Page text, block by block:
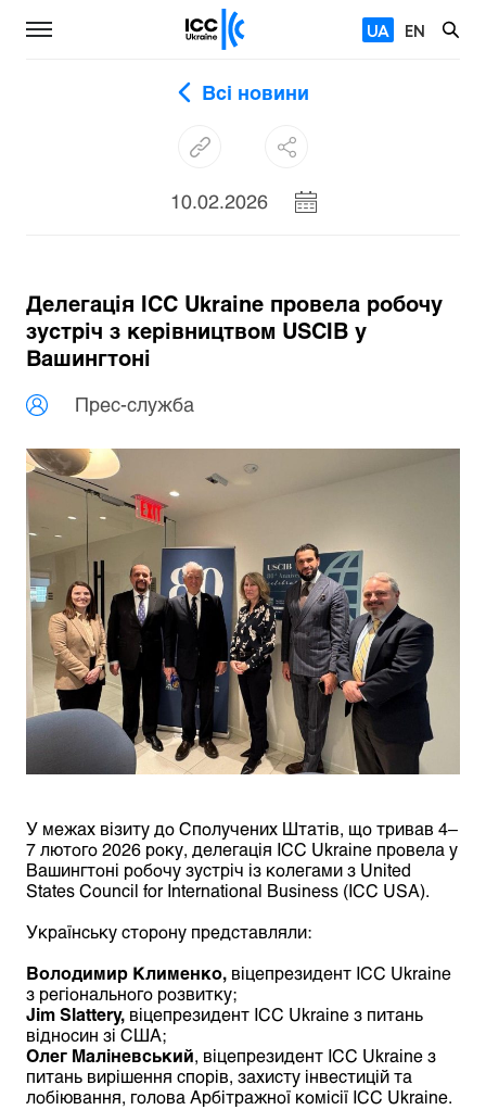
UA EN
Всі новини
10.02.2026
Делегація ICC Ukraine провела робочу
зустріч з керівництвом USCIB у
Вашингтоні
Прес-служба
У межах візиту до Сполучених Штатів, що тривав 4–
7 лютого 2026 року, делегація ICC Ukraine провела у
Вашингтоні робочу зустріч із колегами з United
States Council for International Business (ICC USA).
Українську сторону представляли:
Володимир Клименко, віцепрезидент ICC Ukraine
з регіонального розвитку;
Jim Slattery, віцепрезидент ICC Ukraine з питань
відносин зі США;
Олег Маліневський, віцепрезидент ICC Ukraine з
питань вирішення спорів, захисту інвестицій та
лобіювання, голова Арбітражної комісії ICC Ukraine.